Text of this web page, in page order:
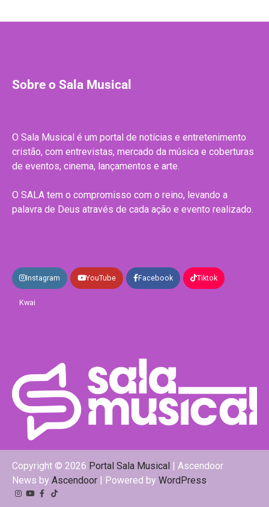
Sobre o Sala Musical
O Sala Musical é um portal de notícias e entretenimento
cristão, com entrevistas, mercado da música e coberturas
de eventos, cinema, lançamentos e arte.
O SALA tem o compromisso com o reino, levando a
palavra de Deus através de cada ação e evento realizado.
Instagram YouTube Facebook Tiktok
Kwai
Copyright © 2026 Portal Sala Musical | Ascendoor
News by Ascendoor | Powered by WordPress
Instagram
YouTube
Facebook
Tiktok